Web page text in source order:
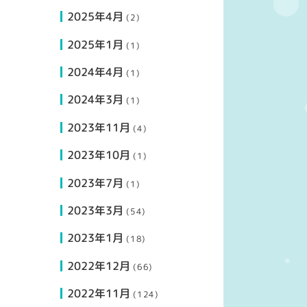
2025年4月 (2)
2025年1月 (1)
2024年4月 (1)
2024年3月 (1)
2023年11月 (4)
2023年10月 (1)
2023年7月 (1)
2023年3月 (54)
2023年1月 (18)
2022年12月 (66)
2022年11月 (124)